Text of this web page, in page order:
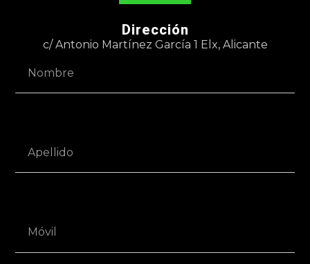
Dirección
c/ Antonio Martínez García 1 Elx, Alicante